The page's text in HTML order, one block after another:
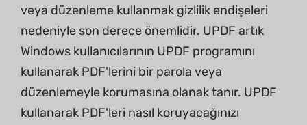
veya düzenleme kullanmak gizlilik endişeleri
nedeniyle son derece önemlidir. UPDF artık
Windows kullanıcılarının UPDF programını
kullanarak PDF'lerini bir parola veya
düzenlemeyle korumasına olanak tanır. UPDF
kullanarak PDF'leri nasıl koruyacağınızı